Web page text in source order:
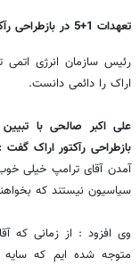
تعهدات 1+5 در بازطراحی رآکتور اراک دائمی است
اراک را دائمی دانست.
علی اکبر صالحی با
بازطراحی رآکتور اراک گفت :
آمدن آقای ترامپ خیلی
سیاسیون نیستند که
وی افزود : از زمانی که
متوجه شده ایم که